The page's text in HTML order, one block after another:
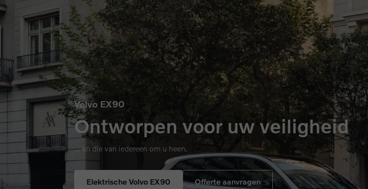
Volvo EX90
Ontworpen voor uw veiligheid
... en die van iedereen om u heen.
Elektrische Volvo EX90 Offerte aanvragen